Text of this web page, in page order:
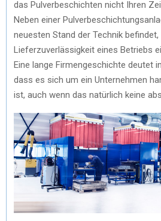
das Pulverbeschichten nicht Ihren
Neben einer
neuesten Stand der Technik
Lieferzuverlässigkeit eines Betriebs
Eine lange Firmengeschichte deutet
dass es sich um ein Unternehmen
ist, auch wenn das natürlich keine